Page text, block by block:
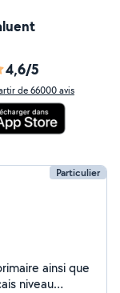
4,6/5
de 66000 avis
Particulier
ainsi que
niveau